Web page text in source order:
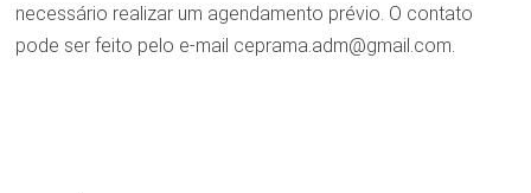
necessário realizar um agendamento prévio. O contato
pode ser feito pelo e-mail ceprama.adm@gmail.com.